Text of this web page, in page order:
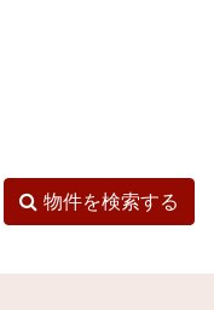
物件を検索する